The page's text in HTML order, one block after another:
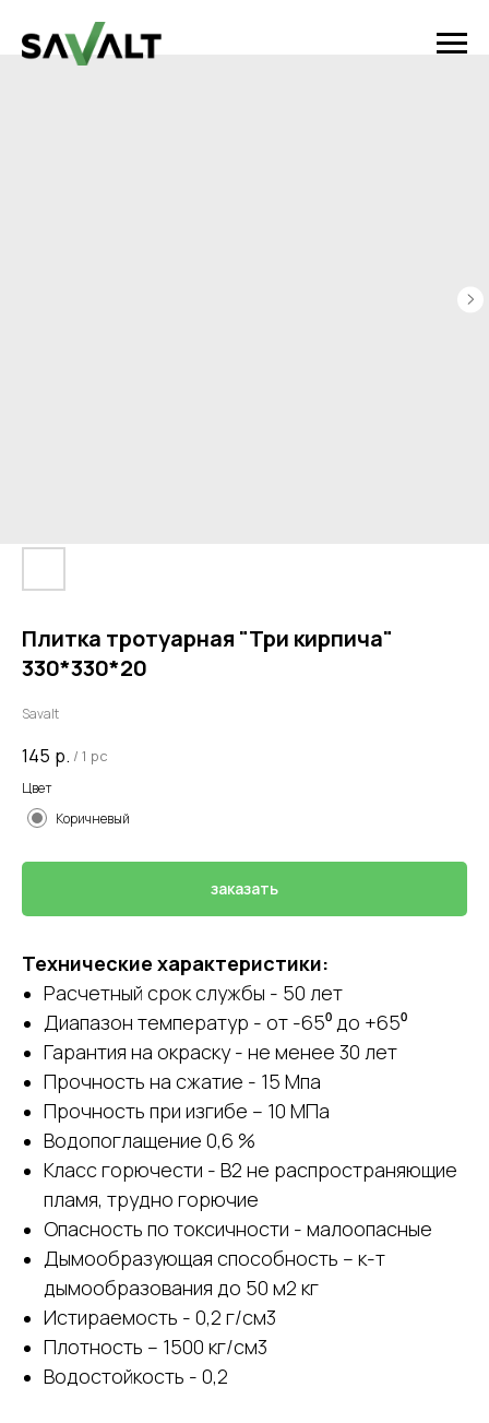
Плитка тротуарная "Три кирпича"
330*330*20
Savalt
145 р. / 1 pc
Цвет
Коричневый
заказать
Технические характеристики:
Расчетный срок службы - 50 лет
Диапазон температур - от -65⁰ до +65⁰
Гарантия на окраску - не менее 30 лет
Прочность на сжатие - 15 Мпа
Прочность при изгибе – 10 МПа
Водопоглащение 0,6 %
Класс горючести - В2 не распространяющие
пламя, трудно горючие
Опасность по токсичности - малоопасные
Дымообразующая способность – к-т
дымообразования до 50 м2 кг
Истираемость - 0,2 г/см3
Плотность – 1500 кг/см3
Водостойкость - 0,2